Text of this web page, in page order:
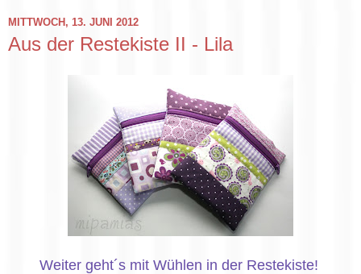
MITTWOCH, 13. JUNI 2012
Aus der Restekiste II - Lila
Weiter geht´s mit Wühlen in der Restekiste!